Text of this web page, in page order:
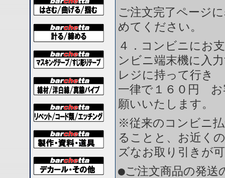
ご注文完了ページ
めてください。
４．コンビニにお
ンビニ端末機に入
レジに持って行き
一律で１６０円 お
願いいたします。
※従来のコンビニ
ることと、お近く
ズなお取り引きが
●ご注文商品の発送